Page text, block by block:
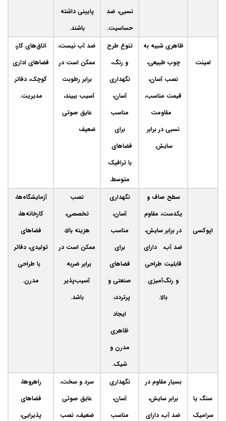
نسبی، ضد
حساسیت.
پایینی داشته
باشند.
لمینت
ظاهری شبیه به
چوب طبیعی،
نصب آسان،
قیمت مناسب،
مقاومت
نسبی در برابر
سایش.
تنوع طرح
و رنگ،
نگهداری
آسان،
مناسب
برای
فضاهای
با ترافیک
متوسط.
ضد آب نیست،
ممکن است در
برابر رطوبت
آسیب ببیند،
عایق صوتی
ضعیف
اتاق‌های کار،
فضاهای اداری
کوچک، دفاتر
مدیریت.
اپوکسی
سطح صاف و
یکدست، مقاوم
در برابر سایش،
ضد آب، دارای
قابلیت طراحی
و رنگ‌آمیزی
بالا.
نگهداری
آسان،
مناسب
برای
فضاهای
صنعتی و
پرتردد،
ایجاد
ظاهری
مدرن و
شیک.
نصب
تخصصی،
هزینه بالا،
ممکن است در
برابر ضربه
آسیب‌پذیر
باشد.
آزمایشگاه‌ها،
کارخانه‌ها،
فضاهای
تولیدی، دفاتر
با طراحی
مدرن.
سنگ یا
سرامیک
بسیار مقاوم در
برابر سایش،
ضد آب، دارای
نگهداری
آسان،
مناسب
سرد و سخت،
عایق صوتی
ضعیف، نصب
راهروها،
فضاهای
پذیرایی،